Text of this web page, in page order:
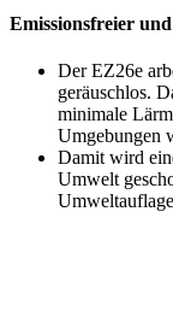
Emissionsfreier
Der EZ26e
geräuschlos.
minimale
Umgebungen
Damit wird
Umwelt